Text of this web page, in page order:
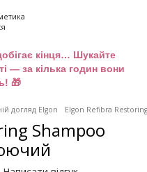
кінця… Шукайте
— за кілька годин вони
🎁
догляд Elgon Elgon Refibra
Shampoo